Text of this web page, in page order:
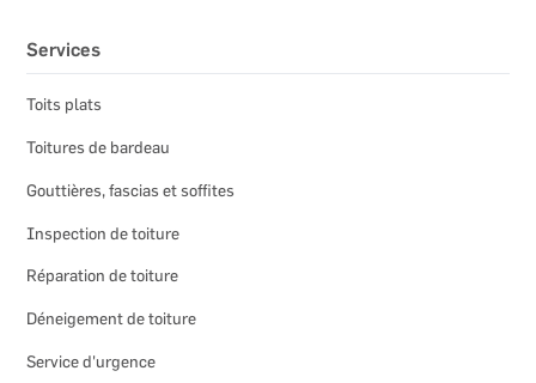
Services
Toits plats
Toitures de bardeau
Gouttières, fascias et soffites
Inspection de toiture
Réparation de toiture
Déneigement de toiture
Service d'urgence